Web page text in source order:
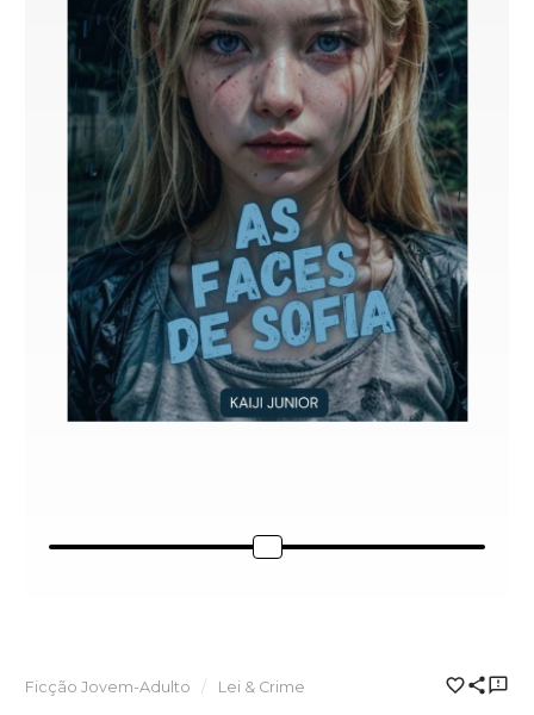
Ficção Jovem-Adulto Lei & Crime